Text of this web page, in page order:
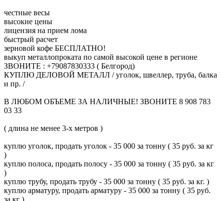
честные весы
высокие цены
лицензия на прием лома
быстрый расчет
зерновой кофе БЕСПЛАТНО!
выкуп металлопроката по самой высокой цене в регионе
ЗВОНИТЕ : +79087830333 ( Белгород)
КУПЛЮ ДЕЛОВОЙ МЕТАЛЛ / уголок, швеллер, труба, балка
и пр. /
В ЛЮБОМ ОБЪЕМЕ ЗА НАЛИЧНЫЕ! ЗВОНИТЕ 8 908 783
03 33
( длина не менее 3-х метров )
куплю уголок, продать уголок - 35 000 за тонну ( 35 руб. за кг
)
куплю полоса, продать полосу - 35 000 за тонну ( 35 руб. за кг
)
куплю трубу, продать трубу - 35 000 за тонну ( 35 руб. за кг. )
куплю арматуру, продать арматуру - 35 000 за тонну ( 35 руб.